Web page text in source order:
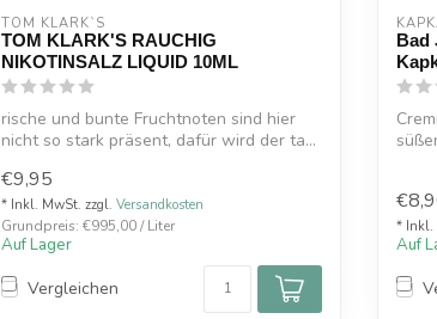
TOM KLARK`S
TOM KLARK'S RAUCHIG
NIKOTINSALZ LIQUID 10ML
rische und bunte Fruchtnoten sind hier
nicht so stark präsent, dafür wird der ta...
€9,95
* Inkl. MwSt. zzgl. Versandkosten
Grundpreis: €995,00 / Liter
Auf Lager
Vergleichen
Bad
* Inkl.
Auf